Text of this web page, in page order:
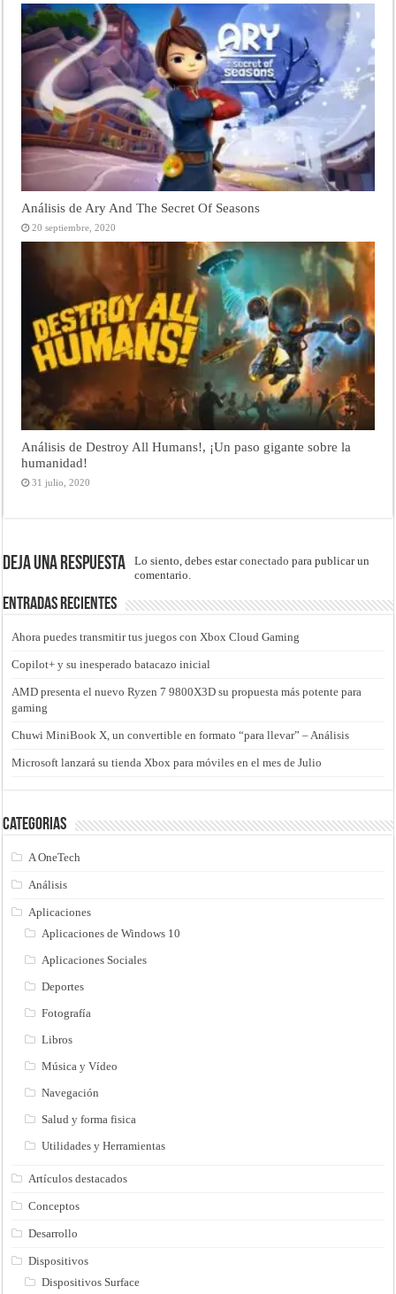
Análisis de Ary And The Secret Of Seasons
20 septiembre, 2020
Análisis de Destroy All Humans!, ¡Un paso gigante sobre la
humanidad!
31 julio, 2020
Deja una respuesta Lo siento, debes estarconectado para publicar un
comentario.
Entradas recientes
Ahora puedes transmitir tus juegos con Xbox Cloud Gaming
Copilot+ y su inesperado batacazo inicial
AMD presenta el nuevo Ryzen 7 9800X3D su propuesta más potente para
gaming
Chuwi MiniBook X, un convertible en formato “para llevar” – Análisis
Microsoft lanzará su tienda Xbox para móviles en el mes de Julio
Categorias
A OneTech
Análisis
Aplicaciones
Aplicaciones de Windows 10
Aplicaciones Sociales
Deportes
Fotografía
Libros
Música y Vídeo
Navegación
Salud y forma fisica
Utilidades y Herramientas
Artículos destacados
Conceptos
Desarrollo
Dispositivos
Dispositivos Surface